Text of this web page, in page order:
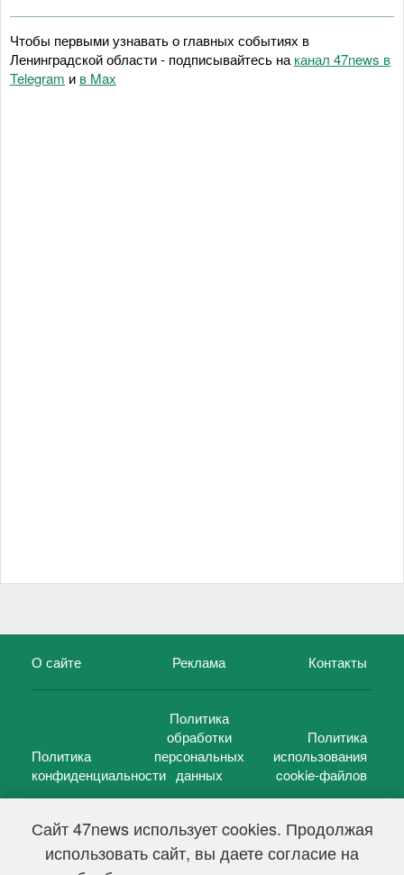
Сайт 47news использует cookies. Продолжая
использовать сайт, вы даете согласие на
Чтобы первыми узнавать о главных событиях в
Ленинградской области - подписывайтесь на канал 47news в
Telegram и в Maх
О сайте Реклама Контакты
Политика
конфиденциальности
Политика
обработки
персональных
данных
Политика
использования
cookie-файлов
47 новостей (47 news)2005 — 2026 г.